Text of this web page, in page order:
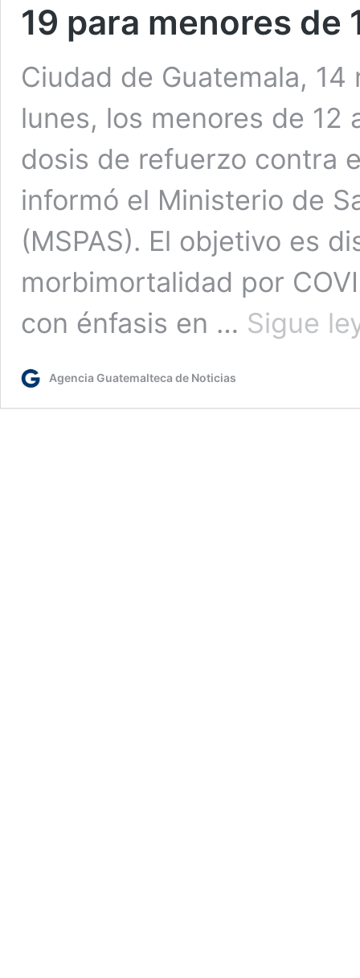
19 para menores de
Ciudad de Guatemala,
lunes, los menores de 12
dosis de refuerzo contra
informó el Ministerio de
(MSPAS). El objetivo es
morbimortalidad por
con énfasis en … Sigue
Agencia Guatemalteca de Noticias